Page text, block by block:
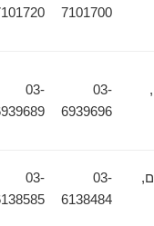
7101700
7101720
03-
6939696
03-
6939689
03-
6138484
03-
6138585